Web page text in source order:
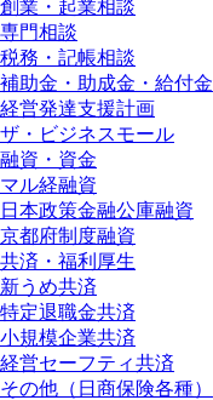
創業・起業相談
専門相談
税務・記帳相談
補助金・助成金・給付金
経営発達支援計画
ザ・ビジネスモール
融資・資金
マル経融資
日本政策金融公庫融資
京都府制度融資
共済・福利厚生
新うめ共済
特定退職金共済
小規模企業共済
経営セーフティ共済
その他（日商保険各種）